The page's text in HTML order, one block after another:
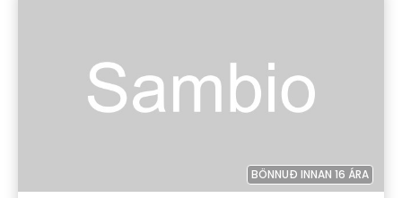
BÖNNUÐ INNAN 16 ÁRA